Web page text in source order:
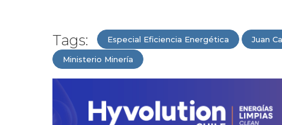
Tags: Especial Eficiencia Energética Juan
Ministerio Minería